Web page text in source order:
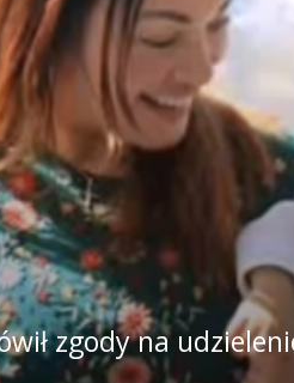
zgody na